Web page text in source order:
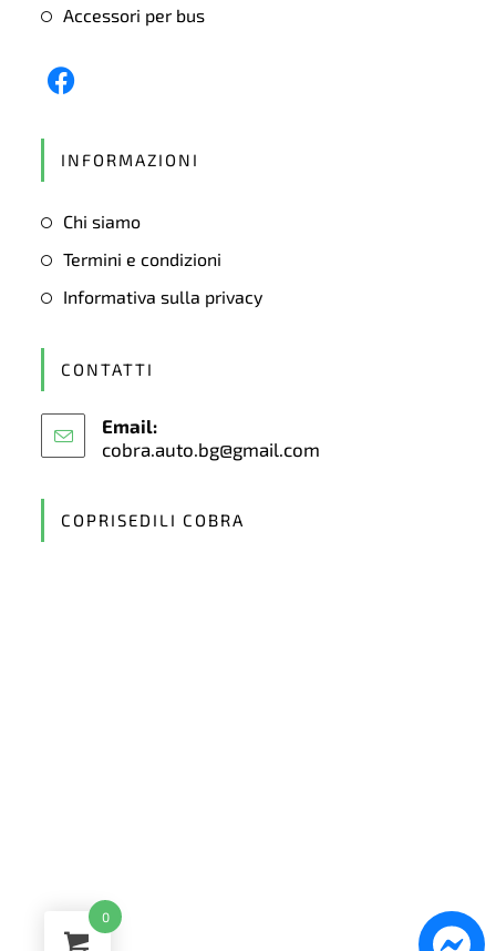
Accessori per bus
tab
INFORMAZIONI
Chi siamo
Termini e condizioni
Informativa sulla privacy
CONTATTI
Email:
cobra.auto.bg@gmail.com
COPRISEDILI COBRA
0